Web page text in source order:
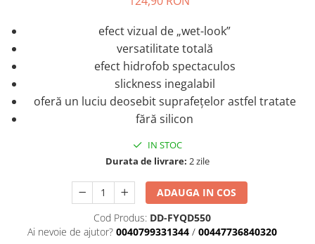
Curăţare
Textile
Plastice
Piele
Accesorii
efect vizual de „wet-look”
versatilitate totală
efect hidrofob spectaculos
slickness inegalabil
oferă un luciu deosebit suprafețelor astfel tratate
fără silicon
IN STOC
Durata de livrare: 2 zile
ADAUGA IN COS
Cod Produs: DD-FYQD550
Ai nevoie de ajutor? 0040799331344 / 00447736840320